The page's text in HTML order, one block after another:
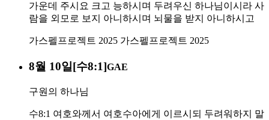
가운데 주시요 크고 능하시며 두려우신 하나님이시라 사
람을 외모로 보지 아니하시며 뇌물을 받지 아니하시고
가스펠프로젝트 2025 가스펠프로젝트 2025
8월 10일[수8:1]GAE
구원의 하나님
수8:1 여호와께서 여호수아에게 이르시되 두려워하지 말